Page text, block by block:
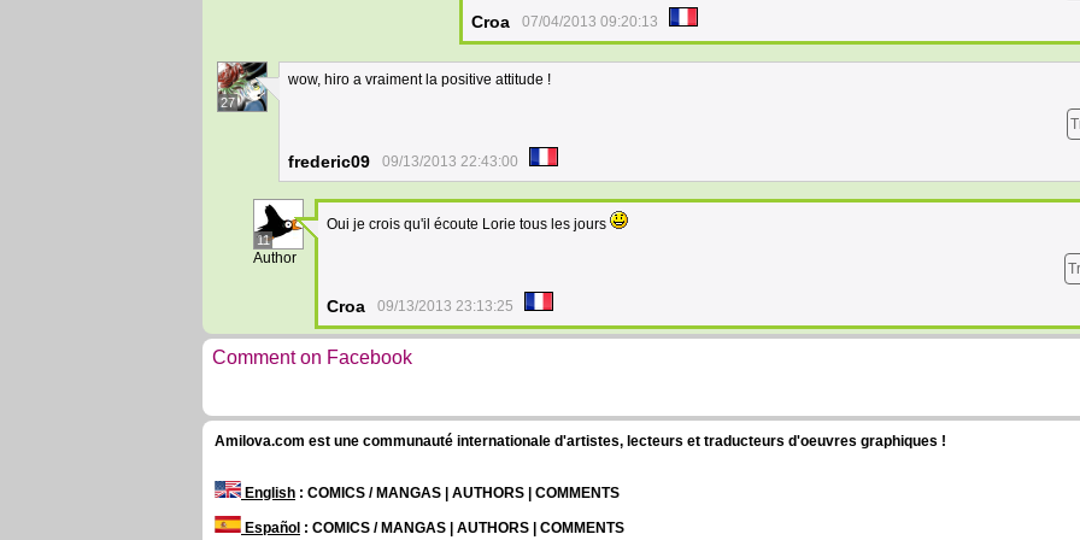
Croa 07/04/2013 09:20:13
27
wow, hiro a vraiment la positive attitude !
frederic09 09/13/2013 22:43:00
11
Author
Oui je crois qu'il écoute Lorie tous les jours
Croa 09/13/2013 23:13:25
Comment on Facebook
Amilova.com est une communauté internationale d'artistes, lecteurs et traducteurs d'oeuvres graphiques !
English : COMICS / MANGAS | AUTHORS | COMMENTS
Español : COMICS / MANGAS | AUTHORS | COMMENTS